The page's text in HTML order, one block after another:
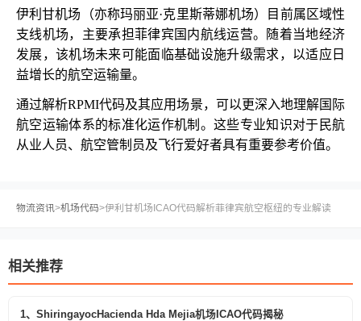
伊利甘机场（亦称玛丽亚·克里斯蒂娜机场）目前属区域性
支线机场，主要承担菲律宾国内航线运营。随着当地经济
发展，该机场未来可能面临基础设施升级需求，以适应日
益增长的航空运输量。
通过解析RPMI代码及其应用场景，可以更深入地理解国际
航空运输体系的标准化运作机制。这些专业知识对于民航
从业人员、航空管制员及飞行爱好者具有重要参考价值。
物流资讯>机场代码>伊利甘机场ICAO代码解析菲律宾航空枢纽的专业解读
相关推荐
1、ShiringayocHacienda Hda Mejia机场ICAO代码揭秘